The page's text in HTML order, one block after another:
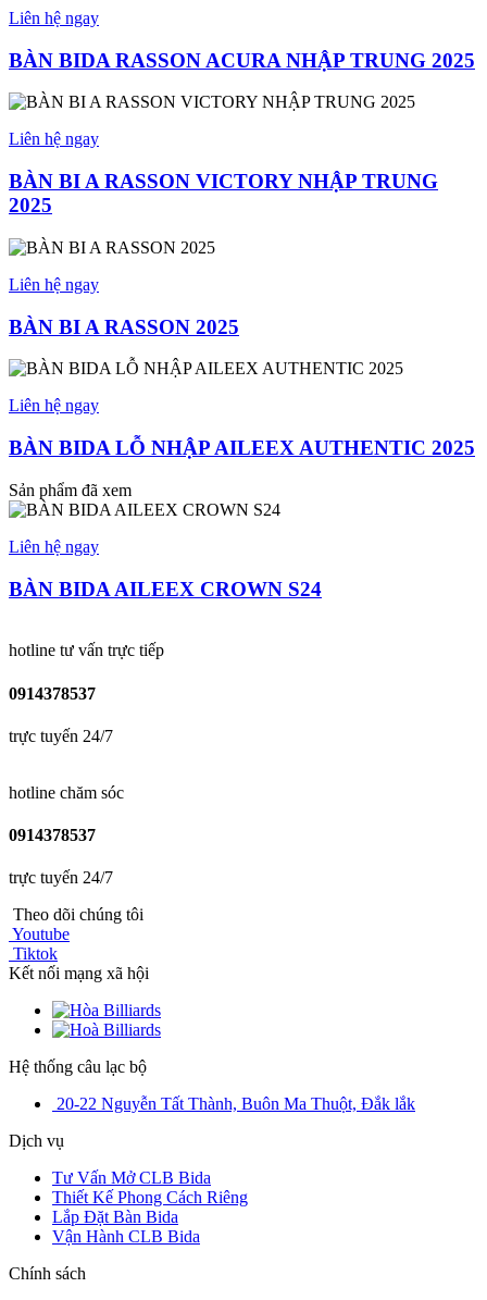
Liên hệ ngay
BÀN BIDA RASSON ACURA NHẬP TRUNG 2025
Liên hệ ngay
BÀN BI A RASSON VICTORY NHẬP TRUNG
2025
Liên hệ ngay
BÀN BI A RASSON 2025
Liên hệ ngay
BÀN BIDA LỖ NHẬP AILEEX AUTHENTIC 2025
Sản phẩm đã xem
Liên hệ ngay
BÀN BIDA AILEEX CROWN S24
hotline tư vấn trực tiếp
0914378537
trực tuyến 24/7
hotline chăm sóc
0914378537
trực tuyến 24/7
Theo dõi chúng tôi
Youtube
Tiktok
Kết nối mạng xã hội
Hệ thống câu lạc bộ
20-22 Nguyễn Tất Thành, Buôn Ma Thuột, Đắk lắk
Dịch vụ
Tư Vấn Mở CLB Bida
Thiết Kế Phong Cách Riêng
Lắp Đặt Bàn Bida
Vận Hành CLB Bida
Chính sách